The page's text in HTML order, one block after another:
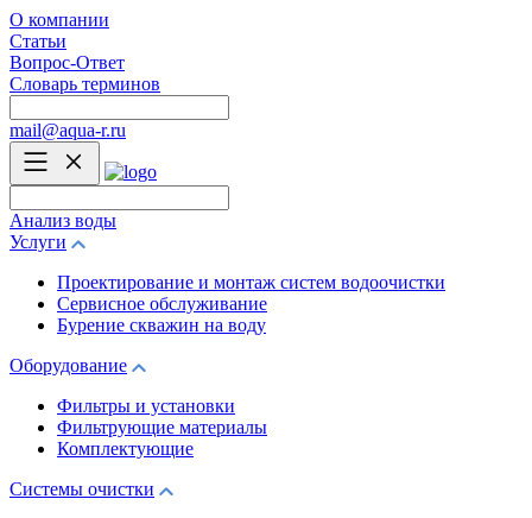
О компании
Статьи
Вопрос-Ответ
Словарь терминов
mail@aqua-r.ru
Анализ воды
Услуги
Проектирование и монтаж систем водоочистки
Сервисное обслуживание
Бурение скважин на воду
Оборудование
Фильтры и установки
Фильтрующие материалы
Комплектующие
Системы очистки